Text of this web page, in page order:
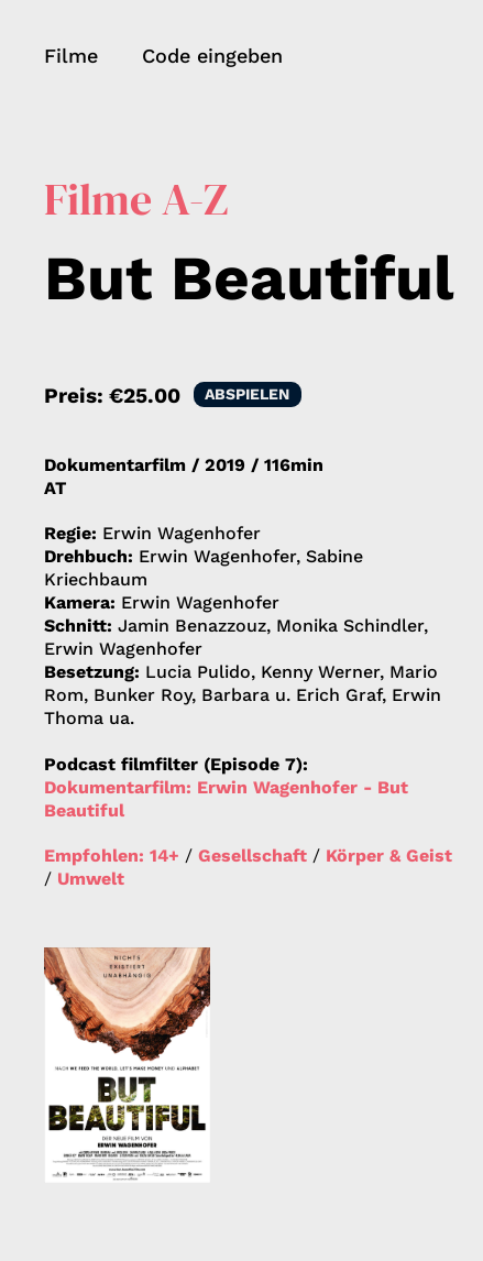
Filme Code eingeben
Filme A-Z
But Beautiful
Preis: €25.00 ABSPIELEN
Dokumentarfilm / 2019 / 116min
AT
Regie: Erwin Wagenhofer
Drehbuch: Erwin Wagenhofer, Sabine
Kriechbaum
Kamera: Erwin Wagenhofer
Schnitt: Jamin Benazzouz, Monika Schindler,
Erwin Wagenhofer
Besetzung: Lucia Pulido, Kenny Werner, Mario
Rom, Bunker Roy, Barbara u. Erich Graf, Erwin
Thoma ua.
Podcast filmfilter (Episode 7):
Dokumentarfilm: Erwin Wagenhofer - But
Beautiful
Empfohlen: 14+ / Gesellschaft / Körper & Geist
/ Umwelt